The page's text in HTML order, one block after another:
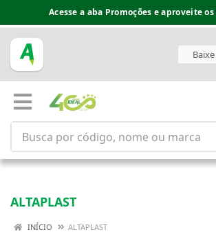
Acesse a aba Promoções e aproveite
ALTAPLAST
INÍCIO ALTAPLAST